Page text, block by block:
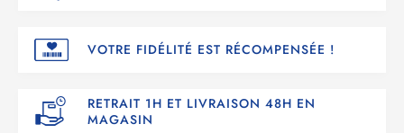
VOTRE FIDÉLITÉ EST RÉCOMPENSÉE !
RETRAIT 1H ET LIVRAISON 48H EN
MAGASIN